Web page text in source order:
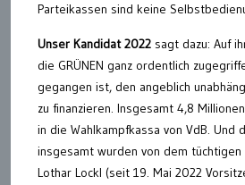
Parteikassen sind keine
Unser Kandidat 2022 sagt dazu: Auf
die GRÜNEN ganz ordentlich
gegangen ist, den angeblich
zu finanzieren. Insgesamt 4,8
in die Wahlkampfkassa von VdB. Und
insgesamt wurden von dem tüchtigen
Lothar Lockl (seit 19. Mai 2022